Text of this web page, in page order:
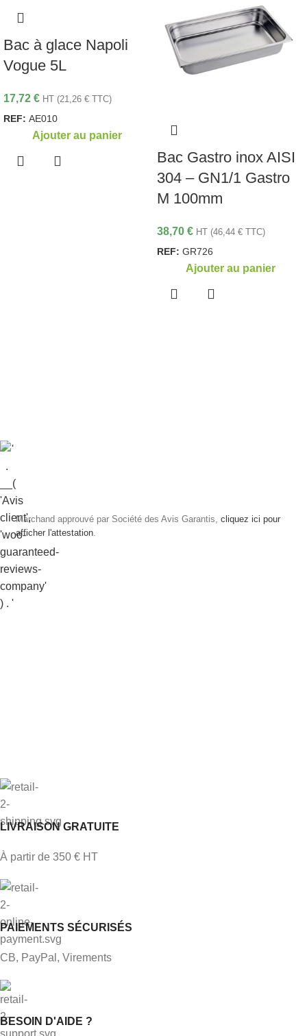
Bac à glace Napoli
Vogue 5L
17,72 € HT (21,26 € TTC)
REF: AE010
Ajouter au panier
Bac Gastro inox AISI
304 – GN1/1 Gastro
M 100mm
38,70 € HT (46,44 € TTC)
REF: GR726
Ajouter au panier
Marchand approuvé par Société des Avis Garantis, cliquez ici pour
afficher l'attestation.
LIVRAISON GRATUITE
À partir de 350 € HT
PAIEMENTS SÉCURISÉS
CB, PayPal, Virements
BESOIN D'AIDE ?